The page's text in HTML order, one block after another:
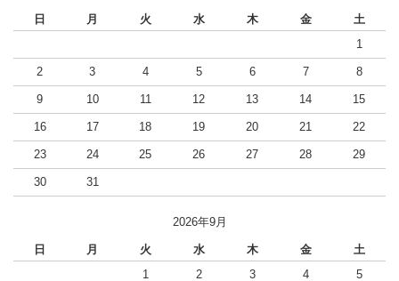
日 月 火 水 木 金
土
1
2 3 4 5 6 7 8
9 10 11 12 13 14 15
16 17 18 19 20 21 22
23 24 25 26 27 28 29
30 31
2026年9月
日 月 火 水 木 金
土
1
2 3 4 5